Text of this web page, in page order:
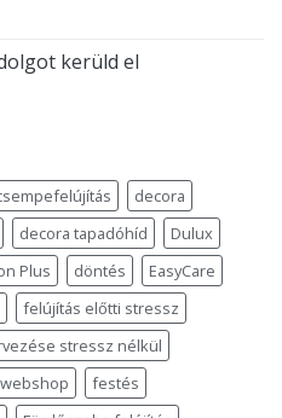
kerüld el
decora
decora tapadóhíd
Dulux
Plus
döntés
EasyCare
felújítás előtti stressz
stressz nélkül
festés